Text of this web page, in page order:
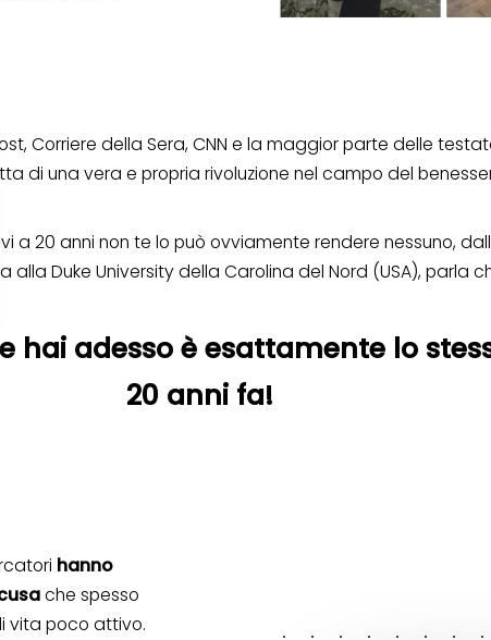
Corriere della Sera, CNN e la maggior parte delle
di una vera e propria rivoluzione nel campo del
a 20 anni non te lo può ovviamente rendere nessuno,
Duke University della Carolina del Nord (USA), parla
hai adesso è esattamente lo
20 anni fa!
hanno
che spesso
vita poco attivo.